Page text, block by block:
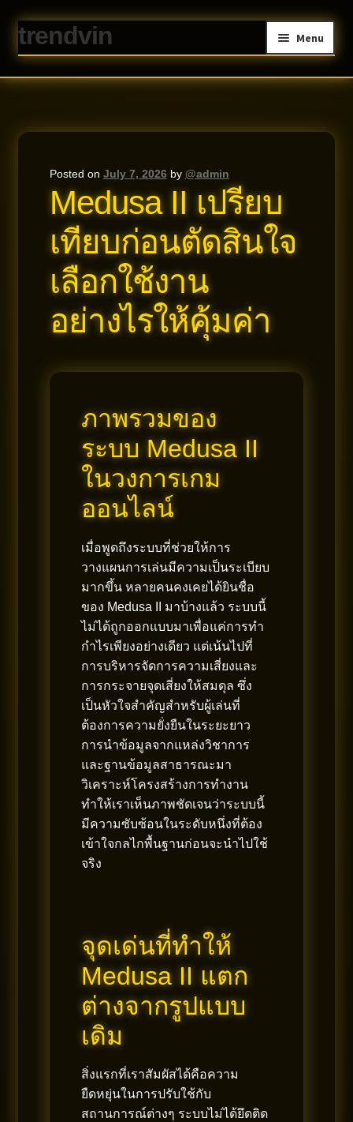
Skip
Skip
trendvin Menu
HomeAbout usContactPrivacy Policy
Posted on July 7, 2026 by @admin
Medusa II เปรียบ
เทียบก่อนตัดสินใจ
เลือกใช้งาน
อย่างไรให้คุ้มค่า
ภาพรวมของ
ระบบ Medusa II
ในวงการเกม
ออนไลน์
เมื่อพูดถึงระบบที่ช่วยให้การ
วางแผนการเล่นมีความเป็นระเบียบ
มากขึ้น หลายคนคงเคยได้ยินชื่อ
ของ Medusa II มาบ้างแล้ว ระบบนี้
ไม่ได้ถูกออกแบบมาเพื่อแค่การทำ
กำไรเพียงอย่างเดียว แต่เน้นไปที่
การบริหารจัดการความเสี่ยงและ
การกระจายจุดเสี่ยงให้สมดุล ซึ่ง
เป็นหัวใจสำคัญสำหรับผู้เล่นที่
ต้องการความยั่งยืนในระยะยาว
การนำข้อมูลจากแหล่งวิชาการ
และฐานข้อมูลสาธารณะมา
วิเคราะห์โครงสร้างการทำงาน
ทำให้เราเห็นภาพชัดเจนว่าระบบนี้
มีความซับซ้อนในระดับหนึ่งที่ต้อง
เข้าใจกลไกพื้นฐานก่อนจะนำไปใช้
จริง
จุดเด่นที่ทำให้
Medusa II แตก
ต่างจากรูปแบบ
เดิม
สิ่งแรกที่เราสัมผัสได้คือความ
ยืดหยุ่นในการปรับใช้กับ
สถานการณ์ต่างๆ ระบบไม่ได้ยึดติด